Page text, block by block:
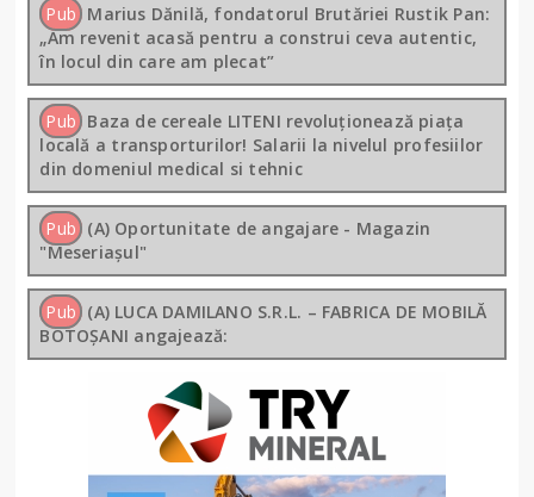
Pub Marius Dănilă, fondatorul Brutăriei Rustik Pan:
„Am revenit acasă pentru a construi ceva autentic,
în locul din care am plecat”
Pub Baza de cereale LITENI revoluționează piața
locală a transporturilor! Salarii la nivelul profesiilor
din domeniul medical si tehnic
Pub (A) Oportunitate de angajare - Magazin
"Meseriașul"
Pub (A) LUCA DAMILANO S.R.L. – FABRICA DE MOBILĂ
BOTOȘANI angajează: